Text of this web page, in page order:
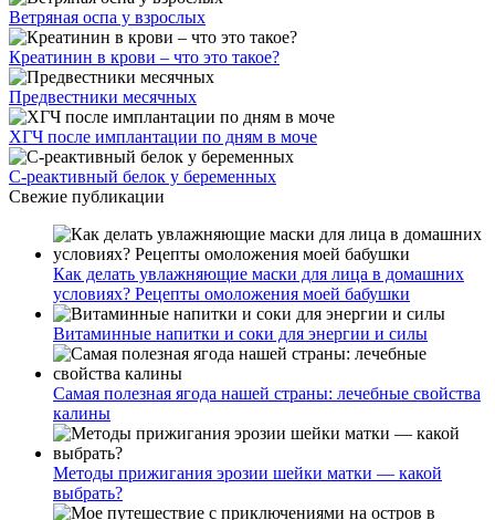
Ветряная оспа у взрослых
Креатинин в крови – что это такое?
Предвестники месячных
ХГЧ после имплантации по дням в моче
С-реактивный белок у беременных
Свежие публикации
Как делать увлажняющие маски для лица в домашних
условиях? Рецепты омоложения моей бабушки
Витаминные напитки и соки для энергии и силы
Самая полезная ягода нашей страны: лечебные свойства
калины
Методы прижигания эрозии шейки матки — какой
выбрать?